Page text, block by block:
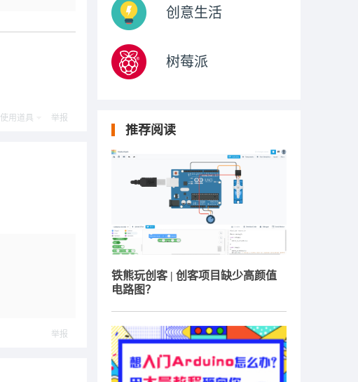
使用道具 举报
举报
创意生活
树莓派
推荐阅读
铁熊玩创客 | 创客项目缺少高颜值
电路图？